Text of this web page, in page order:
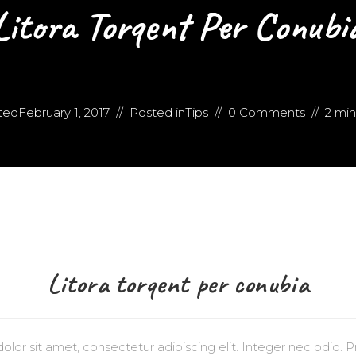
Torqent Per
February 1, 2017 Posted inTips 0 Comments 2
Litora torqent per conubia
sit amet, consectetur adipiscing elit. Integer nec odio.